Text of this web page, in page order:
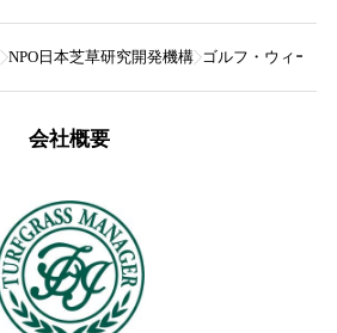
NPO日本芝草研究開発機構 ゴルフ・ウィーク
会社概要